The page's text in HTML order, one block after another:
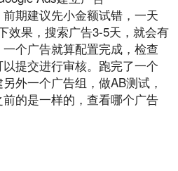
期建议先小金额试错，一天
效果，搜索广告3-5天，就会有
个广告就算配置完成，检查
提交进行审核。跑完了一个
外一个广告组，做AB测试，
前的是一样的，查看哪个广告